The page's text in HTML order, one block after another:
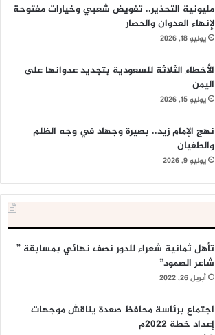
مليونية التحذير.. تفويض شعبي وخيارات مفتوحة
لإنهاء العدوان والحصار
يوليو 18, 2026
الأخطاء الثلاثة للسعودية بتجديد عدوانها على
اليمن
يوليو 15, 2026
نهج الإمام زيد.. بصيرة وجهاد في وجه الظلم
والطغيان
يوليو 9, 2026
تأهل ثمانية شعراء للدور نصف نهائي بمسابقة ”
شاعر الصمود”
أبريل 26, 2022
اجتماع برئاسة محافظ صعدة يناقش موجهات
إعداد خطة 2022م